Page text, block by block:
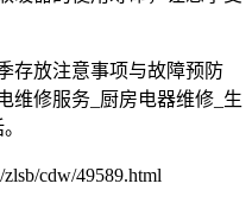
存放注意事项与故障预防​
维修服务_厨房电器维修_生
cdw/49589.html